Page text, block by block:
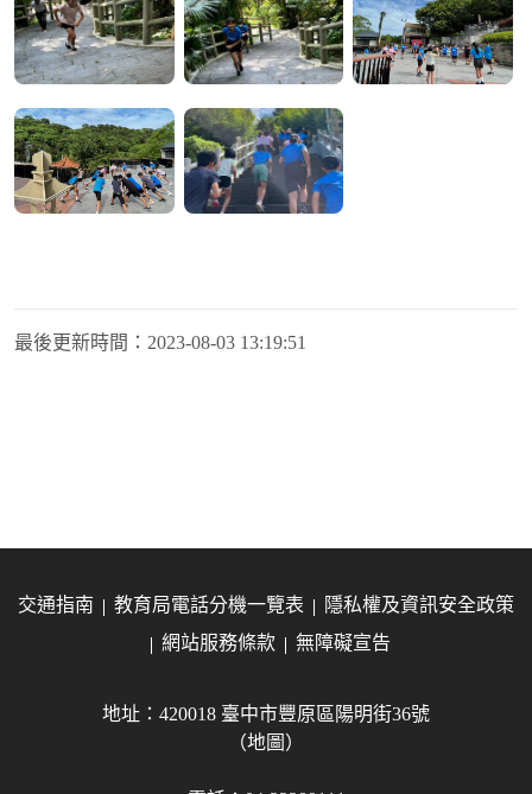
最後更新時間： 2023-08-03 13:19:51
交通指南 教育局電話分機一覽表
隱私權及資訊安全政策
網站服務條款
無障礙宣告
地址：420018 臺中市豐原區陽明街36號
（地圖）